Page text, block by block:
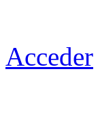
Acceder